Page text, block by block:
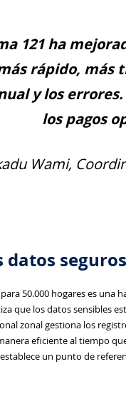
121 ha
rápido,
y los
los pagos
Wami,
50.000 hogares es una
que los datos sensibles
zonal gestiona los
eficiente al tiempo
un punto de